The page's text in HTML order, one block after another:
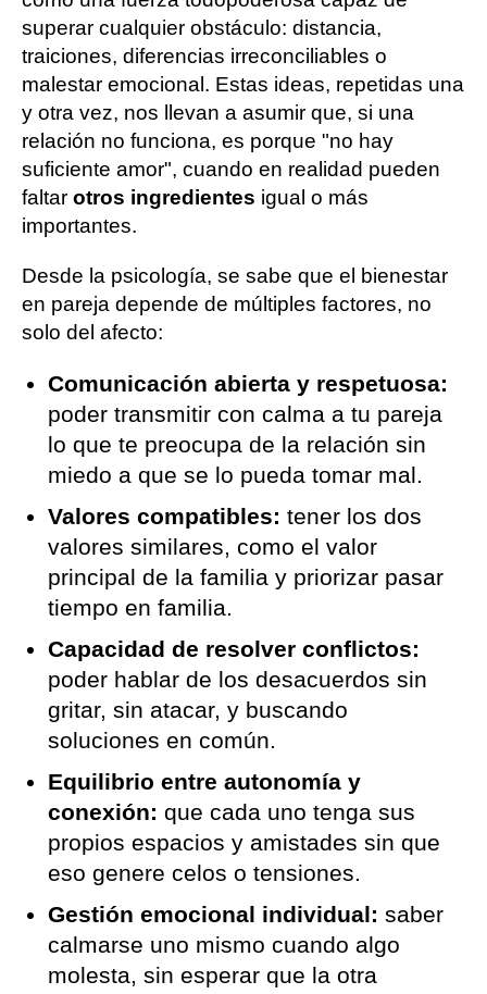
superar cualquier obstáculo: distancia,
traiciones, diferencias irreconciliables o
malestar emocional. Estas ideas, repetidas una
y otra vez, nos llevan a asumir que, si una
relación no funciona, es porque "no hay
suficiente amor", cuando en realidad pueden
faltar otros ingredientes igual o más
importantes.
Desde la psicología, se sabe que el bienestar
en pareja depende de múltiples factores, no
solo del afecto:
Comunicación abierta y respetuosa:
poder transmitir con calma a tu pareja
lo que te preocupa de la relación sin
miedo a que se lo pueda tomar mal.
Valores compatibles:tener los dos
valores similares, como el valor
principal de la familia y priorizar pasar
tiempo en familia.
Capacidad de resolver conflictos:
poder hablar de los desacuerdos sin
gritar, sin atacar, y buscando
soluciones en común.
Equilibrio entre autonomía y
conexión: que cada uno tenga sus
propios espacios y amistades sin que
eso genere celos o tensiones.
Gestión emocional individual: saber
calmarse uno mismo cuando algo
molesta, sin esperar que la otra